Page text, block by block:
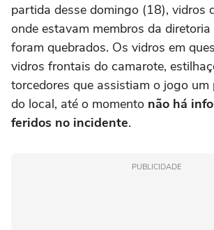
partida desse domingo (18), vidros
onde estavam membros da diretoria
foram quebrados. Os vidros em
vidros frontais do camarote,
torcedores que assistiam o jogo um
do local, até o momento não há
feridos no incidente.
PUBLICIDADE